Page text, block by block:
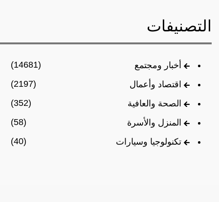
التصنيفات
أخبار ومجتمع
(14681)
اقتصاد وأعمال
(2197)
الصحة والعافية
(352)
المنزل والأسرة
(58)
تكنولوجيا وسيارات
(40)